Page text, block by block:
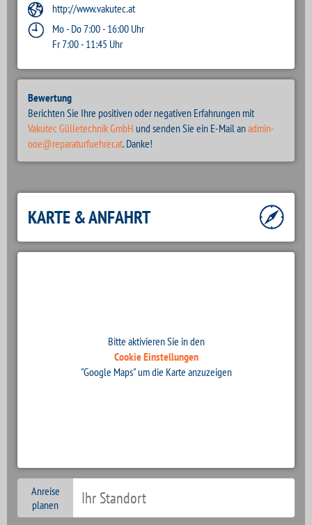
http://www.vakutec.at
Mo - Do 7:00 - 16:00 Uhr
Fr 7:00 - 11:45 Uhr
Bewertung
Berichten Sie Ihre positiven oder negativen Erfahrungen mit
Vakutec Gülletechnik GmbH und senden Sie ein E-Mail anadmin-
ooe@reparaturfuehrer.at. Danke!
KARTE & ANFAHRT
Bitte aktivieren Sie in den
Cookie Einstellungen
"Google Maps" um die Karte anzuzeigen
Anreise
planen